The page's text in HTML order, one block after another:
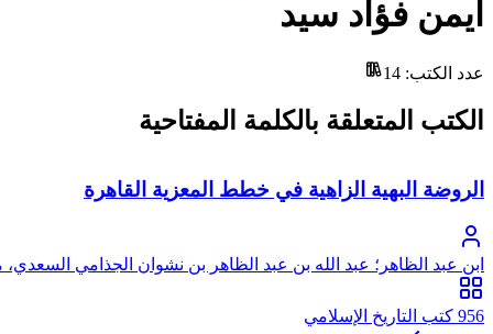
أيمن فؤاد سيد
عدد الكتب:
14
الكتب المتعلقة بالكلمة المفتاحية
الروضة البهية الزاهية في خطط المعزية القاهرة
ابن عبد الظاهر؛ عبد الله بن عبد الظاهر بن نشوان الجذامي
956 كتب التاريخ الإسلامي